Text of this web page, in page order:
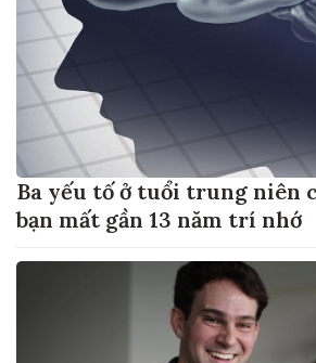
Ba yếu tố ở tuổi trung niên
bạn mất gần 13 năm trí nhớ